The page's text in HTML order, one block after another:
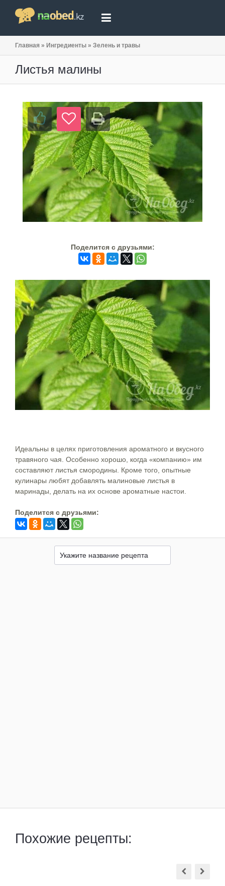
Главная » Ингредиенты » Зелень и травы
Листья малины
Поделится c друзьями:
Идеальны в целях приготовления ароматного и вкусного
травяного чая. Особенно хорошо, когда «компанию» им
составляют листья смородины. Кроме того, опытные
кулинары любят добавлять малиновые листья в
маринады, делать на их основе ароматные настои.
Поделится c друзьями:
Похожие рецепты: